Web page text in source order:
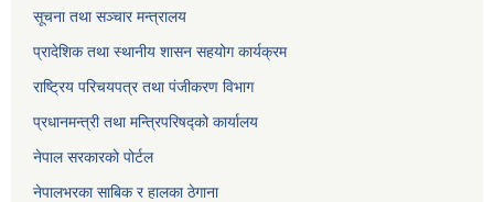
सूचना तथा सञ्चार मन्त्रालय
प्रादेशिक तथा स्थानीय शासन सहयोग कार्यक्रम
राष्ट्रिय परिचयपत्र तथा पंजीकरण विभाग
प्रधानमन्त्री तथा मन्त्रिपरिषद्को कार्यालय
नेपाल सरकारको पोर्टल
नेपालभरका साबिक र हालका ठेगाना